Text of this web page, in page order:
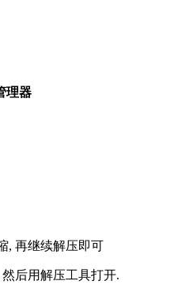
理器
, 再继续解压即可
后用解压工具打开.